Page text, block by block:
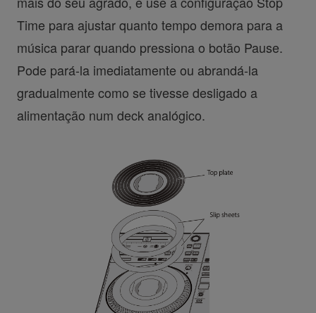
Time para ajustar quanto tempo demora para a
música parar quando pressiona o botão Pause.
Pode pará-la imediatamente ou abrandá-la
gradualmente como se tivesse desligado a
alimentação num deck analógico.